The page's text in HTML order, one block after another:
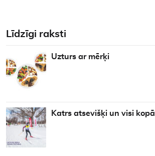
Līdzīgi raksti
Uzturs ar mērķi
Katrs atsevišķi un visi kopā